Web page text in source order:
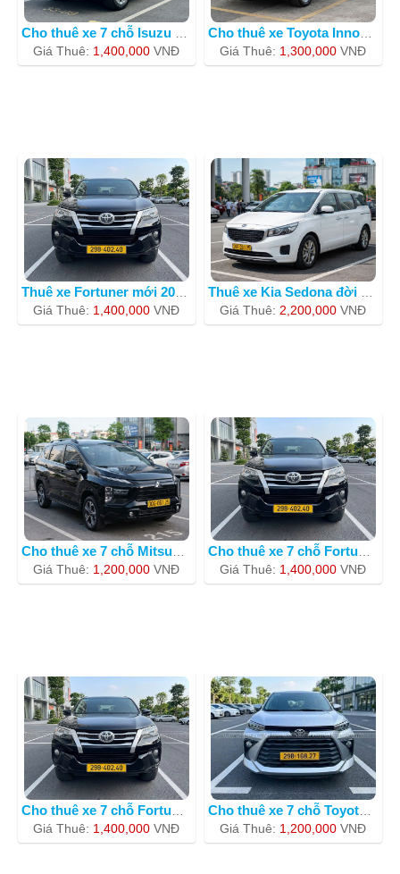
Cho thuê xe 7 chỗ Isuzu Mux BKS 30F05
Giá Thuê: 1,400,000 VNÐ
Cho thuê xe Toyota Innova 30F-53601
Giá Thuê: 1,300,000 VNÐ
Thuê xe Fortuner mới 2019 -30F-78638
Giá Thuê: 1,400,000 VNÐ
Thuê xe Kia Sedona đời mới 2019
Giá Thuê:2,200,000 VNÐ
Cho thuê xe 7 chỗ Mitsubishi Xpander
Giá Thuê: 1,200,000 VNÐ
Cho thuê xe 7 chỗ Fortuner 30G-40237
Giá Thuê: 1,400,000 VNÐ
Cho thuê xe 7 chỗ Fortuner BKS 30G664
Giá Thuê: 1,400,000 VNÐ
Cho thuê xe 7 chỗ Toyota Avanza 2023
Giá Thuê: 1,200,000 VNÐ